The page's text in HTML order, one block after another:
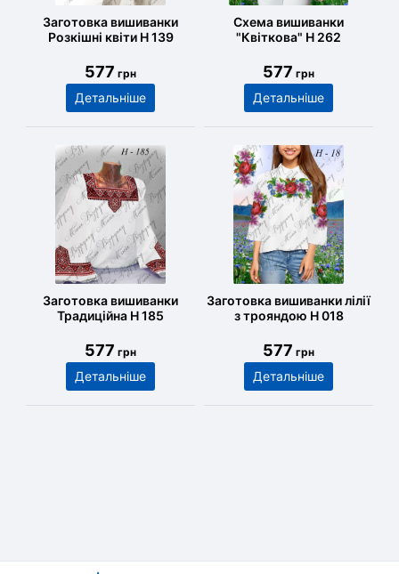
Заготовка вишиванки
Розкішні квіти Н 139
577 грн
Детальніше
Схема вишиванки
"Квіткова" Н 262
577 грн
Детальніше
Заготовка вишиванки
Традиційна Н 185
577 грн
Детальніше
Заготовка вишиванки лілії
з трояндою Н 018
577 грн
Детальніше